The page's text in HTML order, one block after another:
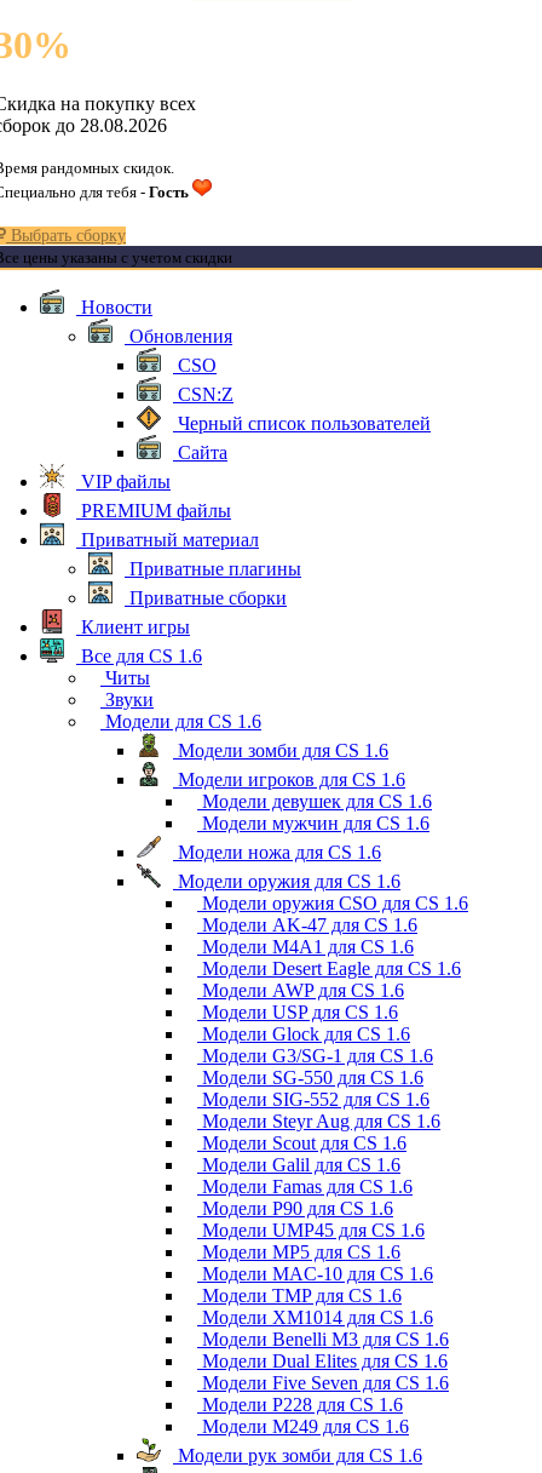
%
на покупку всех
до 28.08.2026
рандомных скидок.
для тебя - Гость
Выбрать сборку
цены указаны с учетом скидки
Новости
Обновления
CSO
CSN:Z
Черный список пользователей
Сайта
VIP файлы
PREMIUM файлы
Приватный материал
Приватные плагины
Приватные сборки
Клиент игры
Все для CS 1.6
Читы
Звуки
Модели для CS 1.6
Модели зомби для CS 1.6
Модели игроков для CS 1.6
Модели девушек для CS 1.6
Модели мужчин для CS 1.6
Модели ножа для CS 1.6
Модели оружия для CS 1.6
Модели оружия CSO для CS 1.6
Модели AK-47 для CS 1.6
Модели M4A1 для CS 1.6
Модели Desert Eagle для CS 1.6
Модели AWP для CS 1.6
Модели USP для CS 1.6
Модели Glock для CS 1.6
Модели G3/SG-1 для CS 1.6
Модели SG-550 для CS 1.6
Модели SIG-552 для CS 1.6
Модели Steyr Aug для CS 1.6
Модели Scout для CS 1.6
Модели Galil для CS 1.6
Модели Famas для CS 1.6
Модели P90 для CS 1.6
Модели UMP45 для CS 1.6
Модели MP5 для CS 1.6
Модели MAC-10 для CS 1.6
Модели TMP для CS 1.6
Модели XM1014 для CS 1.6
Модели Benelli M3 для CS 1.6
Модели Dual Elites для CS 1.6
Модели Five Seven для CS 1.6
Модели P228 для CS 1.6
Модели M249 для CS 1.6
Модели рук зомби для CS 1.6